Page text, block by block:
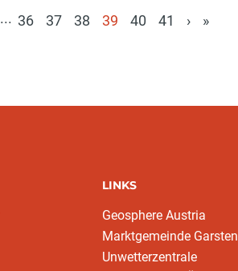
... 36 37 38
39
40 41 › »
LINKS
Geosphere Austria
Marktgemeinde Garsten
Unwetterzentrale